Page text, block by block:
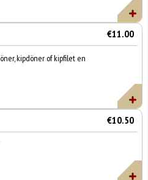
€11.00
kipdöner of kipfilet en
€10.50